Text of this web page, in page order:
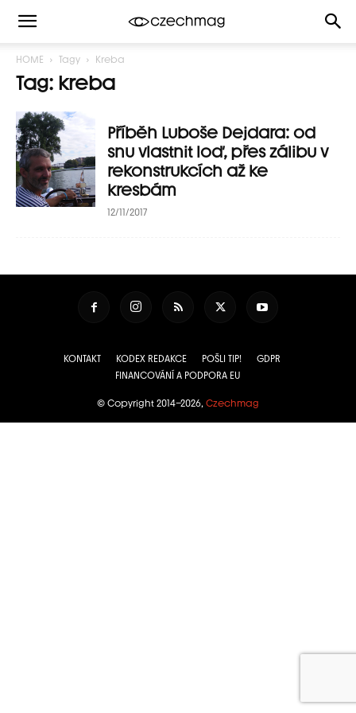
HOME Tagy Kreba
Tag: kreba
Příběh Luboše Dejdara: od
snu vlastnit loď, přes zálibu v
rekonstrukcích až ke
kresbám
12/11/2017
KONTAKT KODEX REDAKCE POŠLI TIP!
GDPR
FINANCOVÁNÍ A PODPORA EU
© Copyright 2014–2026, Czechmag